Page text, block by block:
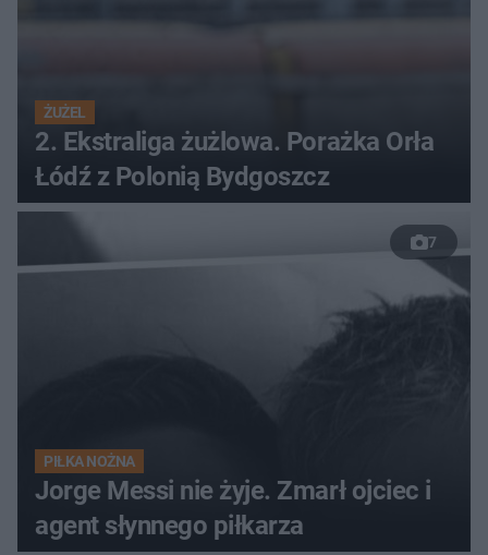
ŻUŻEL
2. Ekstraliga żużlowa. Porażka Orła
Łódź z Polonią Bydgoszcz
7
PIŁKA NOŻNA
Jorge Messi nie żyje. Zmarł ojciec i
agent słynnego piłkarza